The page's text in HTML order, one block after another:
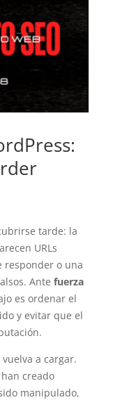
tarde: la
URLs
responder o una
Ante fuerza
es ordenar el
y evitar que el
a cargar.
creado
manipulado,